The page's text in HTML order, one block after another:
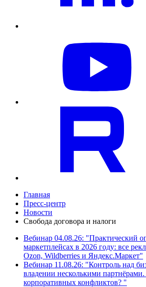
Главная
Пресс-центр
Новости
Свобода договора и налоги
Вебинар 04.08.26: "Практический
маркетплейсах в 2026 году: все
Ozon, Wildberries и Яндекс.Маркет"
Вебинар 11.08.26: "Контроль над
владении несколькими
корпоративных конфликтов? "